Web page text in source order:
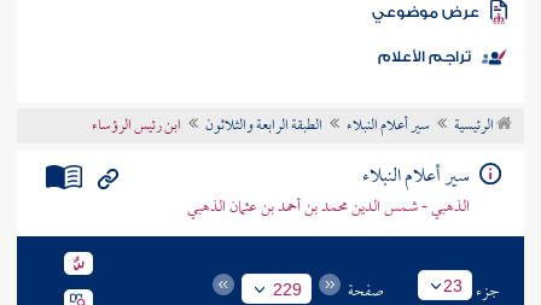
الكتب
موضوعي
تراجم الأعلام
الرئيسية سير أعلام النبلاء الطبقة الرابعة والثلاثون ابن رئيس الرؤساء
سير أعلام النبلاء
الذهبي - شمس الدين محمد بن أحمد بن عثمان الذهبي
جزء 23 صفحة 229